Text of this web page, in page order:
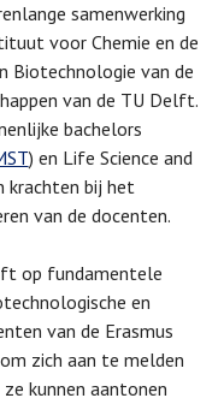
samenwerking
voor Chemie en de
Biotechnologie van de
van de TU Delft.
bachelors
) en Life Science and
krachten bij het
van de docenten.
op fundamentele
en
van de Erasmus
zich aan te melden
kunnen aantonen